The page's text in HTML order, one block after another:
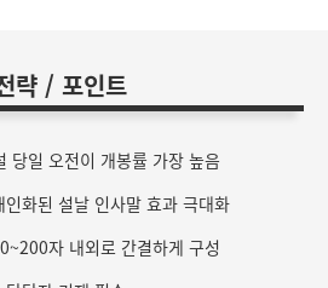
략 / 포인트
당일 오전이 개봉률 가장 높음
인화된 설날 인사말 효과 극대화
자 내외로 간결하게 구성